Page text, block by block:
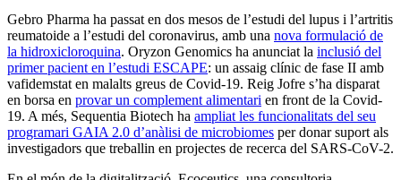
Gebro Pharma ha passat en dos mesos de l’estudi del lupus i l’artritis
reumatoide a l’estudi del coronavirus, amb una nova formulació de
la hidroxicloroquina. Oryzon Genomics ha anunciat la inclusió del
primer pacient en l’estudi ESCAPE: un assaig clínic de fase II amb
vafidemstat en malalts greus de Covid-19. Reig Jofre s’ha disparat
en borsa en provar un complement alimentari en front de la Covid-
19. A més, Sequentia Biotech ha ampliat les funcionalitats del seu
programari GAIA 2.0 d’anàlisi de microbiomes per donar suport als
investigadors que treballin en projectes de recerca del SARS-CoV-2.